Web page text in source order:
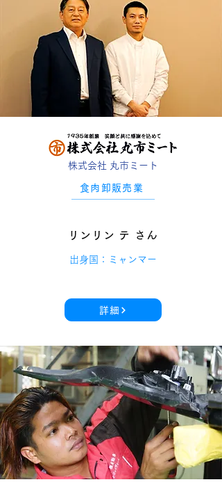
株式会社 丸市ミート
食肉卸販売業
リンリン テ さん
出身国：ミャンマー
詳細